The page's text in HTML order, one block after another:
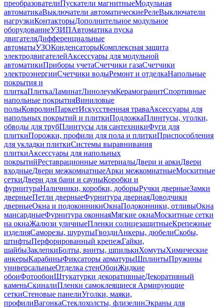
преобразователиПускатели магнитныеМодульная
автоматикаВыключатели автоматическиеРелеВыключатели
нагрузкиКонтакторыДополнительное модульное
оборудованиеУЗИПАвтоматика пуска
двигателяДифференциальные
автоматыУЗОКонденсаторыКомплексная защита
электродвигателейАксессуары для модульной
автоматикиПриборы учетаСчетчики газаСчетчики
электроэнергииСчетчики водыРемонт и отделкаНапольные
покрытия и
плиткаПлиткаЛаминатЛинолеумКерамогранитСпортивные
напольные покрытияВиниловые
полыКовролинПаркетИскусственная траваАксессуары для
напольных покрытий и плиткиПодложкаПлинтусы, уголки,
обводы для трубПлинтусы для сантехникиФуги для
плиткиПорожки, профили для пола и плиткиПриспособления
для укладки плиткиСистемы выравнивания
плиткиАксессуары для напольных
покрытийРеставрационные материалыДвери и аркиДвери
входныеДвери межкомнатныеАрки межкомнатныеМоскитные
сеткиДвери для бани и сауныКоробки и
фурнитураНаличники, коробки, доборыРучки дверныеЗамки
дверныеПетли дверныеФурнитура двернаяДоводчики
дверныеОкна и подоконникиОкнаПодоконники, отливыОкна
мансардныеФурнитура оконнаяМягкие окнаМоскитные сетки
на окнаЖалюзи уличныеПленки солнцезащитныеКрепежные
изделияСаморезы, шурупыГвоздиАнкеры, дюбелиСкобы,
штифтыПерфорированный крепежГайки,
шайбыЗаклепкиБолты, винты, шпилькиХомутыХимические
анкерыКарабиныФиксаторы арматурыШплинтыПружины
универсальныеОтделка стенОбоиЖидкие
обоиФотообоиШтукатурки декоративныеДекоративный
каменьСкиналиПленки самоклеящиеся Армирующие
сеткиСтеновые панелиУголки, маяки,
профилиВагонкаСтеклохолсты, флизелинЭкраны для